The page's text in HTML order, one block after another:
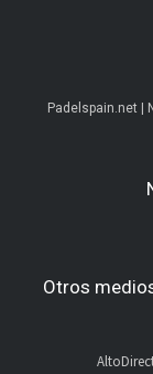
Padelspain.net |
Otros